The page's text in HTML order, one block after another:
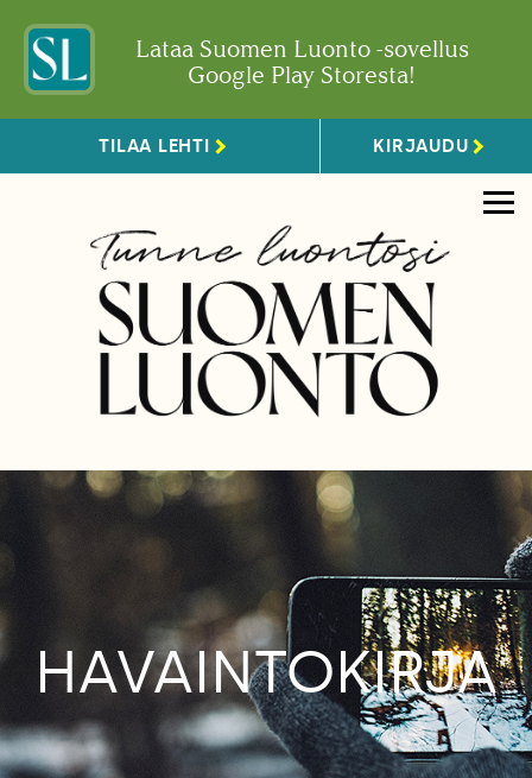
Lataa Suomen Luonto -sovellus
Google Play Storesta!
TILAA LEHTI KIRJAUDU
HAVAINTOKIRJA